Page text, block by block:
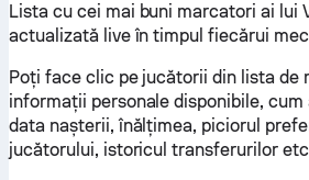
Lista cu cei mai buni marcatori ai lui
actualizată live în timpul fiecărui
Poți face clic pe jucătorii din lista de
informații personale disponibile,
data nașterii, înălțimea, piciorul
jucătorului, istoricul transferurilor